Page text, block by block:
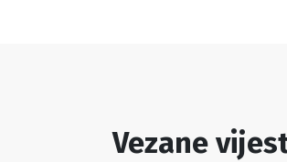
Vezane